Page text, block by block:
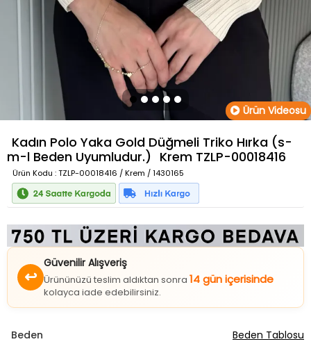
Ürün Videosu
Kadın Polo Yaka Gold Düğmeli Triko Hırka (s-
m-l Beden Uyumludur.) Krem TZLP-00018416
Ürün Kodu : TZLP-00018416 / Krem / 1430165
↩
Güvenilir Alışveriş
Ürününüzü teslim aldıktan sonra 14 gün içerisinde
kolayca iade edebilirsiniz.
Beden Beden Tablosu